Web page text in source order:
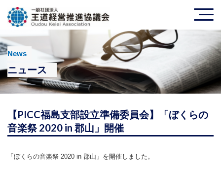
News
ニュース
【PICC福島支部設立準備委員会】「ぼくらの
音楽祭 2020 in 郡山」開催
「ぼくらの音楽祭 2020 in 郡山」を開催しました。